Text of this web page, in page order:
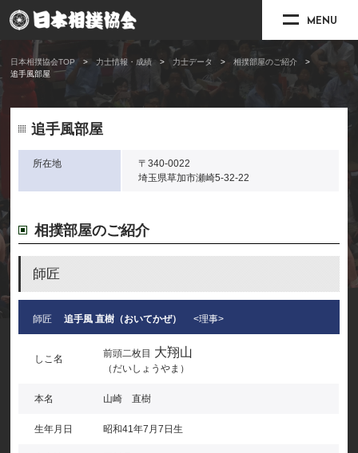
MENU
日本相撲協会TOP 力士情報・成績 力士データ
相撲部屋のご紹介
追手風部屋
追手風部屋
所在地
〒340-0022
埼玉県草加市瀬崎5-32-22
相撲部屋のご紹介
師匠
師匠 追手風 直樹（おいてかぜ） <理事>
しこ名 前頭二枚目 大翔山
（だいしょうやま）
本名 山崎 直樹
生年月日 昭和41年7月7日生